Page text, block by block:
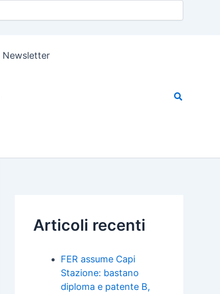
Newsletter
Articoli recenti
FER assume Capi
Stazione: bastano
diploma e patente B,